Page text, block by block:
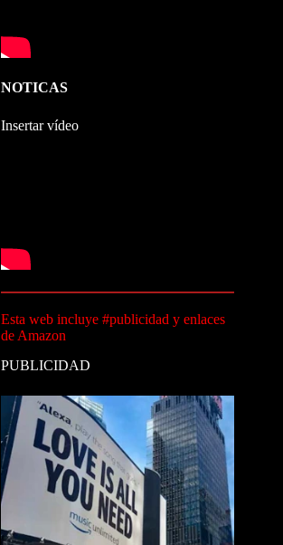
NOTICAS
Insertar vídeo
Esta web incluye #publicidad y enlaces
de Amazon
PUBLICIDAD